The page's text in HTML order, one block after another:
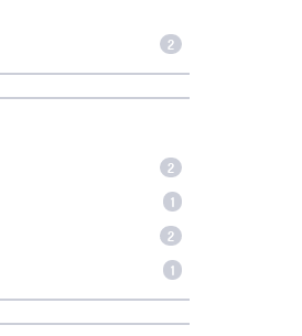
2
2
1
2
1